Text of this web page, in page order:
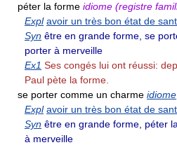
péter la forme idiome (registre
Expl avoir un très bon état de
Syn être en grande forme, se
porter à merveille
Ex1 Ses congés lui ont réussi:
Paul pète la forme.
se porter comme un charme idiome
Expl avoir un très bon état de
Syn être en grande forme, péter
à merveille